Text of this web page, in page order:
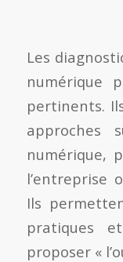
Les
numérique
pertinents.
approches
numérique,
l’entreprise
Ils
pratiques
proposer «